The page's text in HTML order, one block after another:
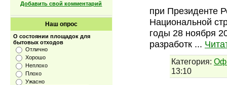
Добавить свой комментарий
Наш опрос
О состоянии площадок для
бытовых отходов
Отлично
Хорошо
Неплохо
Плохо
Ужасно
при Президенте
Национальной
годы 28 ноября
разработк ...
Категория:
13:10